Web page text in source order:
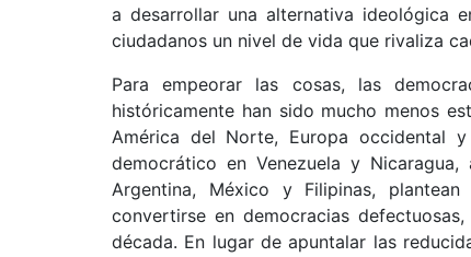
a desarrollar una alternativa ideológica
ciudadanos un nivel de vida que rivaliza
Para empeorar las cosas, las
históricamente han sido mucho menos
América del Norte, Europa occidental
democrático en Venezuela y
Argentina, México y Filipinas,
convertirse en democracias
década. En lugar de apuntalar las